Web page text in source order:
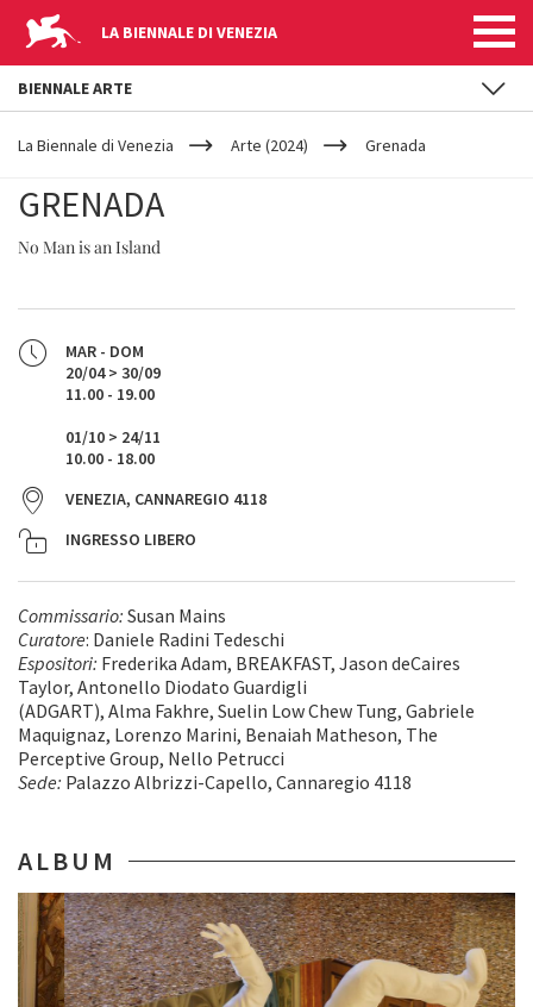
LA BIENNALE DI VENEZIA
YOUR
ARE
La Biennale di Venezia Arte (2024) Grenada
GRENADA
No Man is an Island
MAR - DOM
20/04 > 30/09
11.00 - 19.00
01/10 > 24/11
10.00 - 18.00
VENEZIA, CANNAREGIO 4118
INGRESSO LIBERO
Commissario: Susan Mains
Curatore: Daniele Radini Tedeschi
Espositori: Frederika Adam, BREAKFAST, Jason deCaires
Taylor, Antonello Diodato Guardigli
(ADGART), Alma Fakhre, Suelin Low Chew Tung, Gabriele
Maquignaz, Lorenzo Marini, Benaiah Matheson, The
Perceptive Group, Nello Petrucci
Sede: Palazzo Albrizzi-Capello, Cannaregio 4118
ALBUM
BIENNALE ARTE